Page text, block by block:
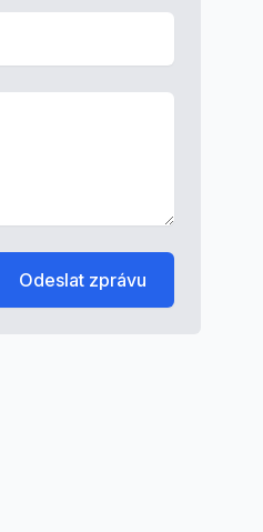
Odeslat zprávu